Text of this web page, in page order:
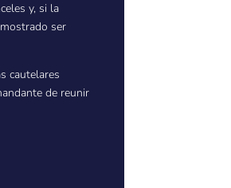
y, si la
ser
cautelares
de reunir